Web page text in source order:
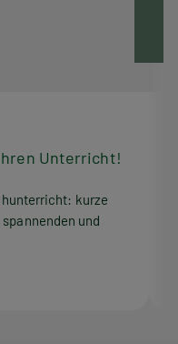
Unterricht!
kurze
und